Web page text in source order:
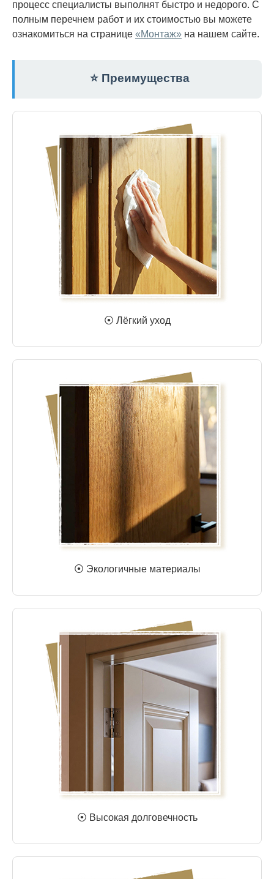
процесс специалисты выполнят быстро и недорого. С
полным перечнем работ и их стоимостью вы можете
ознакомиться на странице «Монтаж» на нашем сайте.
⭐ Преимущества
⦿ Лёгкий уход
⦿ Экологичные материалы
⦿ Высокая долговечность